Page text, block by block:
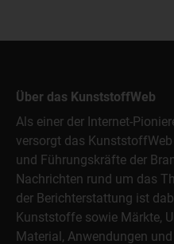
Über das KunststoffWeb
Als einer der Internet-
versorgt das
und Führungskräfte der
Nachrichten rund um das
der Berichterstattung ist
Kunststoffe sowie Märkte,
Material, Anwendungen und